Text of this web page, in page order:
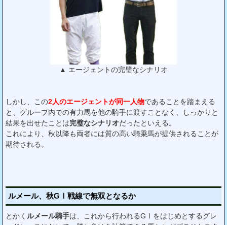
▲ エージェントの完璧なシナリオ
しかし、この2人のエージェントが同一人物であることを踏まえる
と、グループ内での有力馬を他の騎手に渡すことなく、しっかりと
結果を出せたことは完璧なシナリオだったといえる。
これにより、秋以降も両者には質の高い騎乗馬が提供されることが
期待される。
ルメール、秋GⅠ戦線で無双となるか
とかく ルメール騎手は、これから行われるGⅠをはじめとするグレ